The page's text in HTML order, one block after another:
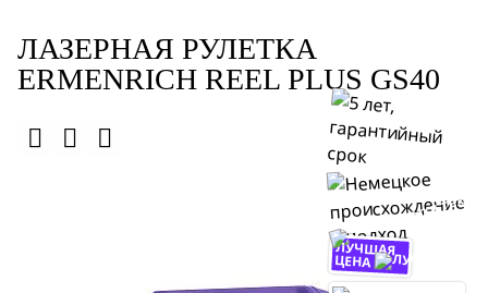
ЛАЗЕРНАЯ РУЛЕТКА
ERMENRICH REEL PLUS GS40
ЛУЧШАЯ
ЦЕНА